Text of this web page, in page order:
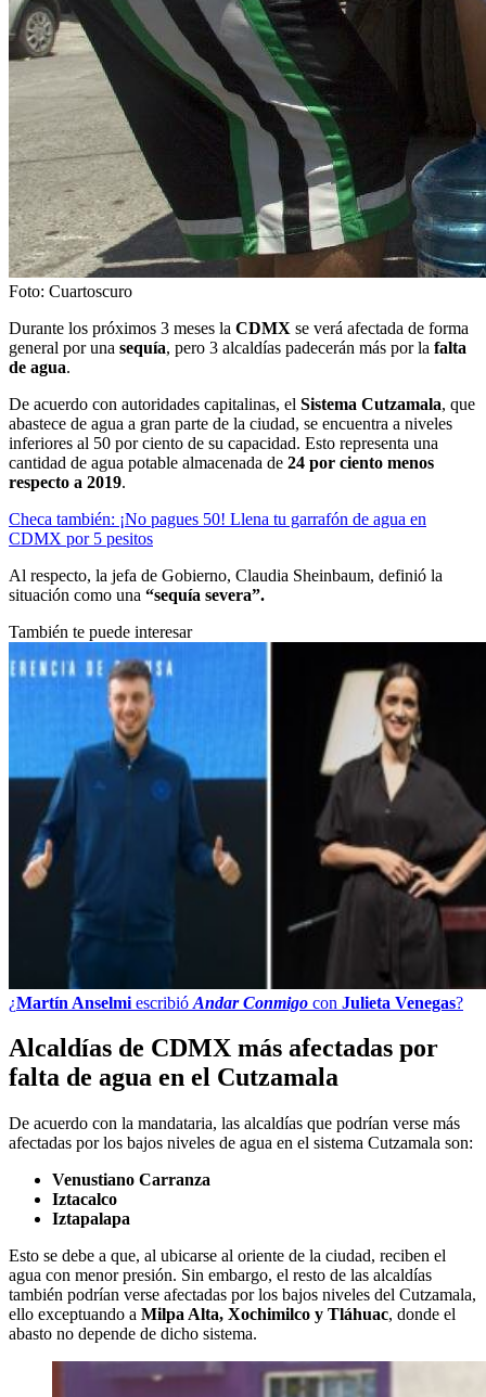
Foto: Cuartoscuro
Durante los próximos 3 meses la CDMX se verá afectada de forma
general por una sequía, pero 3 alcaldías padecerán más por la falta
de agua.
De acuerdo con autoridades capitalinas, el Sistema Cutzamala, que
abastece de agua a gran parte de la ciudad, se encuentra a niveles
inferiores al 50 por ciento de su capacidad. Esto representa una
cantidad de agua potable almacenada de 24 por ciento menos
respecto a 2019.
Checa también: ¡No pagues 50! Llena tu garrafón de agua en
CDMX por 5 pesitos
Al respecto, la jefa de Gobierno, Claudia Sheinbaum, definió la
situación como una “sequía severa”.
También te puede interesar
¿Martín Anselmi escribió Andar Conmigo con Julieta Venegas?
Alcaldías de CDMX más afectadas por
falta de agua en el Cutzamala
De acuerdo con la mandataria, las alcaldías que podrían verse más
afectadas por los bajos niveles de agua en el sistema Cutzamala son:
Venustiano Carranza
Iztacalco
Iztapalapa
Esto se debe a que, al ubicarse al oriente de la ciudad, reciben el
agua con menor presión. Sin embargo, el resto de las alcaldías
también podrían verse afectadas por los bajos niveles del Cutzamala,
ello exceptuando a Milpa Alta, Xochimilco y Tláhuac, donde el
abasto no depende de dicho sistema.